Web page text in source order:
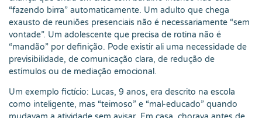
“fazendo birra” automaticamente. Um adulto que chega
exausto de reuniões presenciais não é necessariamente “sem
vontade”. Um adolescente que precisa de rotina não é
“mandão” por definição. Pode existir ali uma necessidade de
previsibilidade, de comunicação clara, de redução de
estímulos ou de mediação emocional.
Um exemplo fictício: Lucas, 9 anos, era descrito na escola
como inteligente, mas “teimoso” e “mal-educado” quando